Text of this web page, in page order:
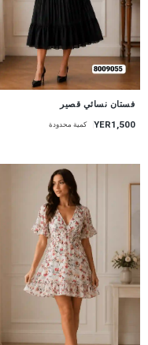
فستان نسائي قصير
YER1,500 كمية محدودة